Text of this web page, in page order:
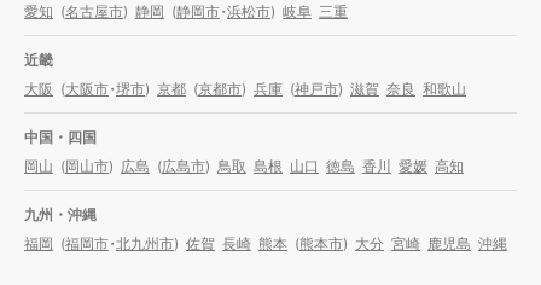
愛知 (名古屋市) 静岡 (静岡市・浜松市) 岐阜 三重
近畿
大阪 (大阪市・堺市) 京都 (京都市) 兵庫 (神戸市) 滋賀 奈良 和歌山
中国・四国
岡山 (岡山市) 広島 (広島市) 鳥取 島根 山口 徳島 香川 愛媛 高知
九州・沖縄
福岡 (福岡市・北九州市) 佐賀 長崎 熊本 (熊本市) 大分 宮崎 鹿児島 沖縄